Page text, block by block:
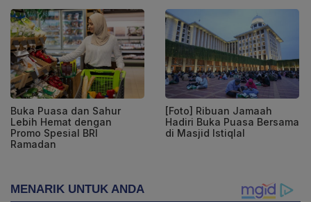
Buka Puasa dan Sahur
Lebih Hemat dengan
Promo Spesial BRI
Ramadan
[Foto] Ribuan Jamaah
Hadiri Buka Puasa Bersama
di Masjid Istiqlal